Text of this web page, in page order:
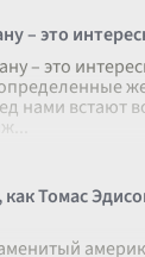
– это
– это
нами встают
Томас